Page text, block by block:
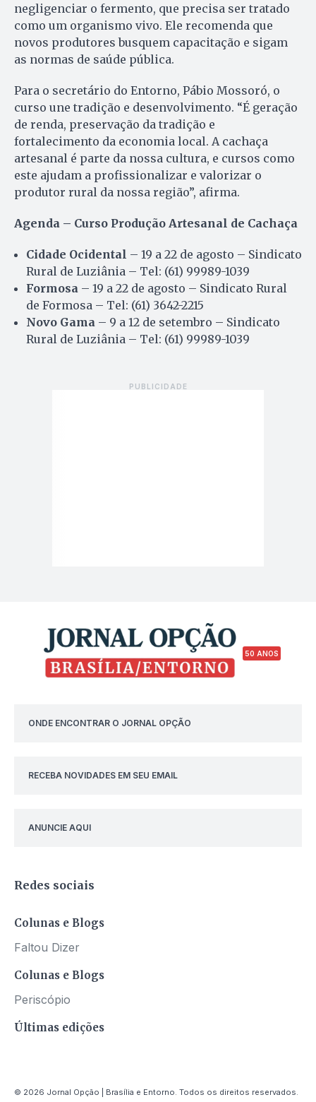
negligenciar o fermento, que precisa ser tratado
como um organismo vivo. Ele recomenda que
novos produtores busquem capacitação e sigam
as normas de saúde pública.
Para o secretário do Entorno, Pábio Mossoró, o
curso une tradição e desenvolvimento. “É geração
de renda, preservação da tradição e
fortalecimento da economia local. A cachaça
artesanal é parte da nossa cultura, e cursos como
este ajudam a profissionalizar e valorizar o
produtor rural da nossa região”, afirma.
Agenda – Curso Produção Artesanal de Cachaça
Cidade Ocidental – 19 a 22 de agosto – Sindicato
Rural de Luziânia – Tel: (61) 99989-1039
Formosa – 19 a 22 de agosto – Sindicato Rural
de Formosa – Tel: (61) 3642-2215
Novo Gama – 9 a 12 de setembro – Sindicato
Rural de Luziânia – Tel: (61) 99989-1039
50 ANOS
ONDE ENCONTRAR O JORNAL OPÇÃO
RECEBA NOVIDADES EM SEU EMAIL
ANUNCIE AQUI
Redes sociais
Colunas e Blogs
Faltou Dizer
Colunas e Blogs
Periscópio
Últimas edições
© 2026 Jornal Opção | Brasília e Entorno. Todos os direitos reservados.